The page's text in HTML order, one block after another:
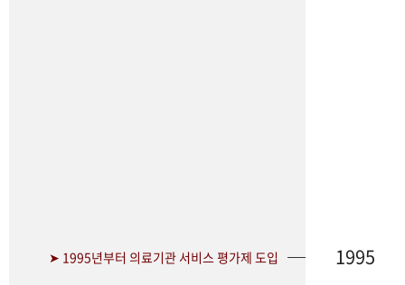
➤ 1995년부터 의료기관 서비스 평가제 도입 1995